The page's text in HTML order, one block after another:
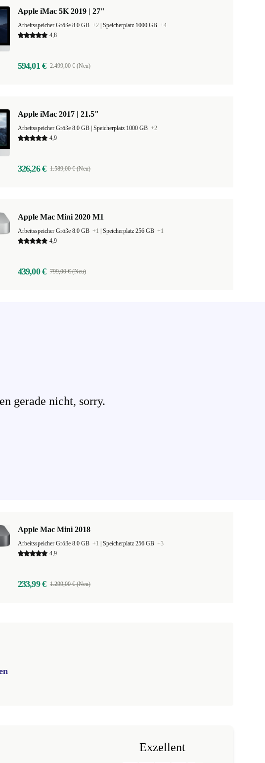
Apple iMac 5K 2019 | 27"
Arbeitsspeicher Größe 8.0 GB +2 Speicherplatz 1000 GB +4
4,8
594,01 € 2.499,00 € (Neu)
Apple iMac 2017 | 21.5"
Speicherplatz 1000 GB +2
4,9
326,26 € 1.589,00 € (Neu)
Apple Mac Mini 2020 M1
Arbeitsspeicher Größe 8.0 GB +1 Speicherplatz 256 GB +1
4,9
439,00 € 799,00 € (Neu)
gerade nicht, sorry.
Apple Mac Mini 2018
Arbeitsspeicher Größe 8.0 GB +1 Speicherplatz 256 GB +3
4,9
233,99 € 1.299,00 € (Neu)
Exzellent